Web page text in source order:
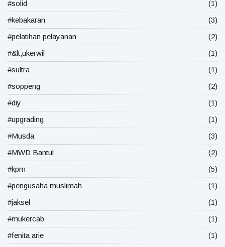
#solid
(1)
#kebakaran
(3)
#pelatihan pelayanan
(2)
#&lt;ukerwil
(1)
#sultra
(1)
#soppeng
(2)
#diy
(1)
#upgrading
(1)
#Musda
(3)
#MWD Bantul
(2)
#kpm
(5)
#pengusaha muslimah
(1)
#jaksel
(1)
#mukercab
(1)
#fenita arie
(1)